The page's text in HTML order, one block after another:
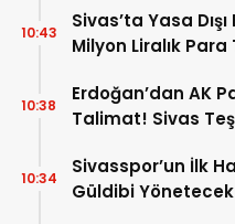
Sivas’ta Yasa
Milyon Liralık
10:43
Erdoğan’dan AK
Talimat! Sivas
10:38
Sivasspor’un İlk
Güldibi
10:34